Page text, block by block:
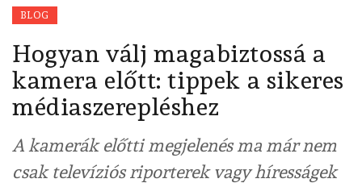
BLOG
Hogyan válj magabiztossá a
kamera előtt: tippek a sikeres
médiaszerepléshez
A kamerák előtti megjelenés ma már nem
csak televíziós riporterek vagy híresságek